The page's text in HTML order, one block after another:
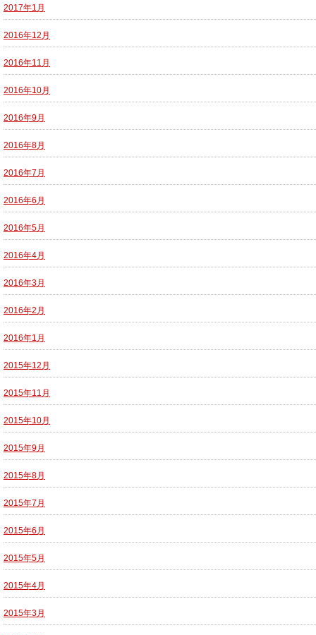
2017年1月
2016年12月
2016年11月
2016年10月
2016年9月
2016年8月
2016年7月
2016年6月
2016年5月
2016年4月
2016年3月
2016年2月
2016年1月
2015年12月
2015年11月
2015年10月
2015年9月
2015年8月
2015年7月
2015年6月
2015年5月
2015年4月
2015年3月